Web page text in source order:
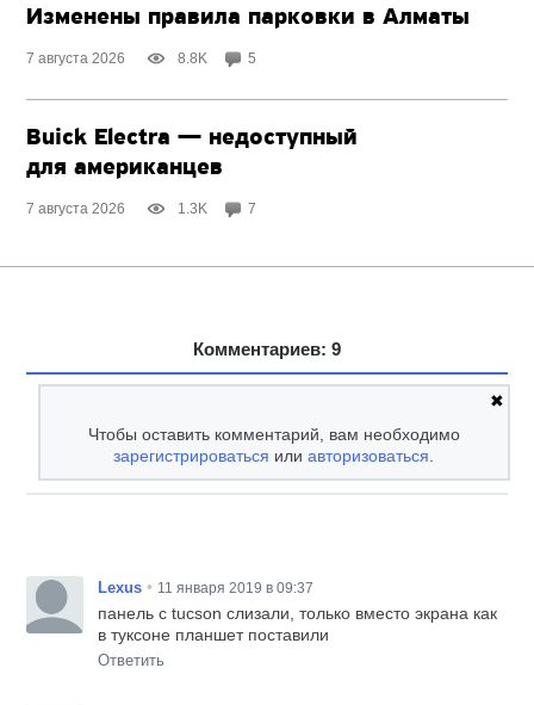
Изменены правила парковки в Алматы
7 августа 2026 8.8K 5
Buick Electra — недоступный
для американцев
7 августа 2026 1.3K 7
Комментариев: 9
✖
Чтобы оставить комментарий, вам необходимо
зарегистрироваться илиавторизоваться
Lexus • 11 января 2019 в 09:37
панель с tucson слизали, только вместо экрана как
в туксоне планшет поставили
Ответить